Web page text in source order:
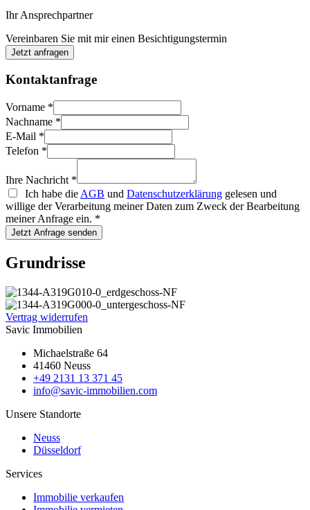
Ihr Ansprechpartner
Vereinbaren Sie mit mir einen Besichtigungstermin
Jetzt anfragen
Kontaktanfrage
Vorname *
Nachname *
E-Mail *
Telefon *
Ihre Nachricht *
Ich habe die AGB und Datenschutzerklärung gelesen und
willige der Verarbeitung meiner Daten zum Zweck der Bearbeitung
meiner Anfrage ein. *
Jetzt Anfrage senden
Grundrisse
Vertrag widerrufen
Savic Immobilien
Michaelstraße 64
41460 Neuss
+49 2131 13 371 45
info@savic-immobilien.com
Unsere Standorte
Neuss
Düsseldorf
Services
Immobilie verkaufen